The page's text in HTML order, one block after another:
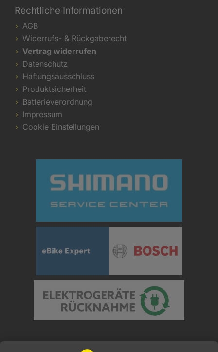
Rechtliche Informationen
AGB
Widerrufs- & Rückgaberecht
Vertrag widerrufen
Datenschutz
Haftungsausschluss
Produktsicherheit
Batterieverordnung
Impressum
Cookie Einstellungen